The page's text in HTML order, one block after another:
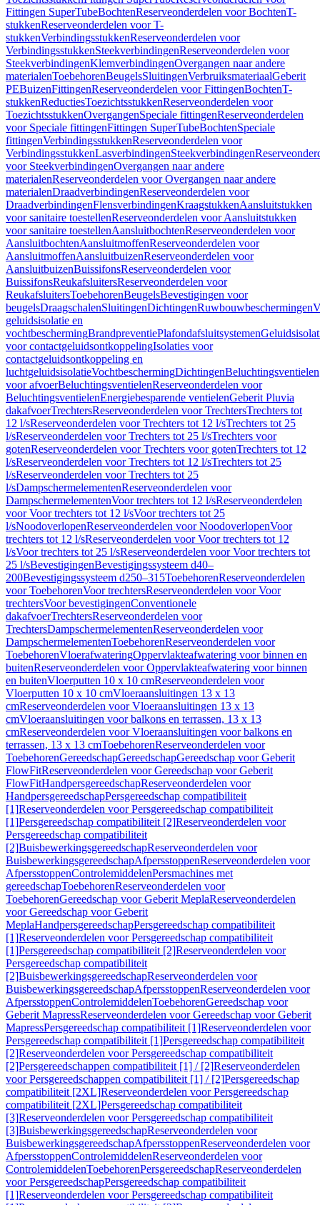
Fittingen SuperTubeBochtenReserveonderdelen voor BochtenT-
stukkenReserveonderdelen voor T-
stukkenVerbindingsstukkenReserveonderdelen voor
VerbindingsstukkenSteekverbindingenReserveonderdelen voor
SteekverbindingenKlemverbindingenOvergangen naar andere
materialenToebehorenBeugelsSluitingenVerbruiksmateriaalGeberit
PEBuizenFittingenReserveonderdelen voor FittingenBochtenT-
stukkenReductiesToezichtsstukkenReserveonderdelen voor
ToezichtsstukkenOvergangenSpeciale fittingenReserveonderdelen
voor Speciale fittingenFittingen SuperTubeBochtenSpeciale
fittingenVerbindingsstukkenReserveonderdelen voor
VerbindingsstukkenLasverbindingenSteekverbindingen
voor SteekverbindingenOvergangen naar andere
materialenReserveonderdelen voor Overgangen naar andere
materialenDraadverbindingenReserveonderdelen voor
DraadverbindingenFlensverbindingenKraagstukkenAansluitstukken
voor sanitaire toestellenReserveonderdelen voor Aansluitstukken
voor sanitaire toestellenAansluitbochtenReserveonderdelen voor
AansluitbochtenAansluitmoffenReserveonderdelen voor
AansluitmoffenAansluitbuizenReserveonderdelen voor
AansluitbuizenBuissifonsReserveonderdelen voor
BuissifonsReukafsluitersReserveonderdelen voor
ReukafsluitersToebehorenBeugelsBevestigingen voor
beugelsDraagschalenSluitingenDichtingenRuwbouwbeschermingen
geluidsisolatie en
vochtbeschermingBrandpreventiePlafondafsluitsystemen
voor contactgeluidsontkoppelingIsolaties voor
contactgeluidsontkoppeling en
luchtgeluidsisolatieVochtbeschermingDichtingenBeluchtingsventielen
voor afvoerBeluchtingsventielenReserveonderdelen voor
BeluchtingsventielenEnergiebesparende ventielenGeberit Pluvia
dakafvoerTrechtersReserveonderdelen voor TrechtersTrechters tot
12 l/sReserveonderdelen voor Trechters tot 12 l/sTrechters tot 25
l/sReserveonderdelen voor Trechters tot 25 l/sTrechters voor
gotenReserveonderdelen voor Trechters voor gotenTrechters tot 12
l/sReserveonderdelen voor Trechters tot 12 l/sTrechters tot 25
l/sReserveonderdelen voor Trechters tot 25
l/sDampschermelementenReserveonderdelen voor
DampschermelementenVoor trechters tot 12 l/sReserveonderdelen
voor Voor trechters tot 12 l/sVoor trechters tot 25
l/sNoodoverlopenReserveonderdelen voor NoodoverlopenVoor
trechters tot 12 l/sReserveonderdelen voor Voor trechters tot 12
l/sVoor trechters tot 25 l/sReserveonderdelen voor Voor trechters tot
25 l/sBevestigingenBevestigingssysteem d40–
200Bevestigingssysteem d250–315ToebehorenReserveonderdelen
voor ToebehorenVoor trechtersReserveonderdelen voor Voor
trechtersVoor bevestigingenConventionele
dakafvoerTrechtersReserveonderdelen voor
TrechtersDampschermelementenReserveonderdelen voor
DampschermelementenToebehorenReserveonderdelen voor
ToebehorenVloerafwateringOppervlakteafwatering voor binnen en
buitenReserveonderdelen voor Oppervlakteafwatering voor binnen
en buitenVloerputten 10 x 10 cmReserveonderdelen voor
Vloerputten 10 x 10 cmVloeraansluitingen 13 x 13
cmReserveonderdelen voor Vloeraansluitingen 13 x 13
cmVloeraansluitingen voor balkons en terrassen, 13 x 13
cmReserveonderdelen voor Vloeraansluitingen voor balkons en
terrassen, 13 x 13 cmToebehorenReserveonderdelen voor
ToebehorenGereedschapGereedschapGereedschap voor Geberit
FlowFitReserveonderdelen voor Gereedschap voor Geberit
FlowFitHandpersgereedschapReserveonderdelen voor
HandpersgereedschapPersgereedschap compatibiliteit
[1]Reserveonderdelen voor Persgereedschap compatibiliteit
[1]Persgereedschap compatibiliteit [2]Reserveonderdelen voor
Persgereedschap compatibiliteit
[2]BuisbewerkingsgereedschapReserveonderdelen voor
BuisbewerkingsgereedschapAfpersstoppenReserveonderdelen voor
AfpersstoppenControlemiddelenPersmachines met
gereedschapToebehorenReserveonderdelen voor
ToebehorenGereedschap voor Geberit MeplaReserveonderdelen
voor Gereedschap voor Geberit
MeplaHandpersgereedschapPersgereedschap compatibiliteit
[1]Reserveonderdelen voor Persgereedschap compatibiliteit
[1]Persgereedschap compatibiliteit [2]Reserveonderdelen voor
Persgereedschap compatibiliteit
[2]BuisbewerkingsgereedschapReserveonderdelen voor
BuisbewerkingsgereedschapAfpersstoppenReserveonderdelen voor
AfpersstoppenControlemiddelenToebehorenGereedschap voor
Geberit MapressReserveonderdelen voor Gereedschap voor Geberit
MapressPersgereedschap compatibiliteit [1]Reserveonderdelen voor
Persgereedschap compatibiliteit [1]Persgereedschap compatibiliteit
[2]Reserveonderdelen voor Persgereedschap compatibiliteit
[2]Persgereedschappen compatibiliteit [1] / [2]Reserveonderdelen
voor Persgereedschappen compatibiliteit [1] / [2]Persgereedschap
compatibiliteit [2XL]Reserveonderdelen voor Persgereedschap
compatibiliteit [2XL]Persgereedschap compatibiliteit
[3]Reserveonderdelen voor Persgereedschap compatibiliteit
[3]BuisbewerkingsgereedschapReserveonderdelen voor
BuisbewerkingsgereedschapAfpersstoppenReserveonderdelen voor
AfpersstoppenControlemiddelenReserveonderdelen voor
ControlemiddelenToebehorenPersgereedschapReserveonderdelen
voor PersgereedschapPersgereedschap compatibiliteit
[1]Reserveonderdelen voor Persgereedschap compatibiliteit